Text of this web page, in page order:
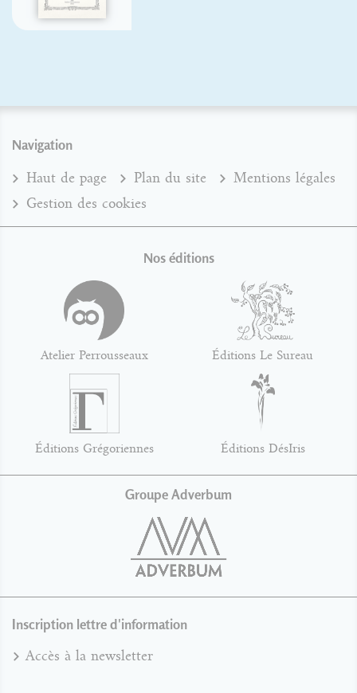
Navigation
Haut de page Plan du site
Mentions légales
Gestion des cookies
Nos éditions
Atelier Perrousseaux Éditions Le Sureau
Éditions Grégoriennes Éditions DésIris
Groupe Adverbum
Inscription lettre d'information
Accès à la newsletter